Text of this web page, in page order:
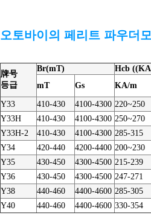
오토바이의 페리트 파우더
牌号
등급
Br(mT) Hcb
mT
Gs KA/m
Y33 410-430 4100-4300 220~250
Y33H
410-430 4100-4300 250~270
Y33H-2
410-430 4100-4300 285-315
Y34
420-440 4200-4400 200~230
Y35
430-450 4300-4500 215-239
Y36
430-450 4300-4500 247-271
Y38
440-460 4400-4600 285-305
Y40
440-460 4400-4600 330-354